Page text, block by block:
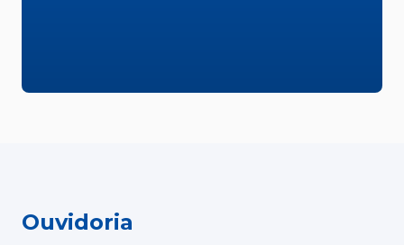
Ouvidoria